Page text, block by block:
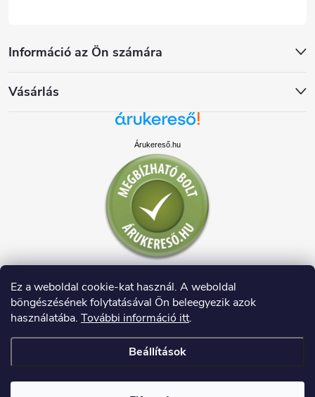
Ez a weboldal cookie-kat használ. A weboldal
böngészésének folytatásával Ön beleegyezik azok
használatába. További információ itt.
Beállítások
Információ az Ön számára
Vásárlás
Árukereső.hu
Copyright 2026HAUSDECO.HU. Minden jog fenntartva.